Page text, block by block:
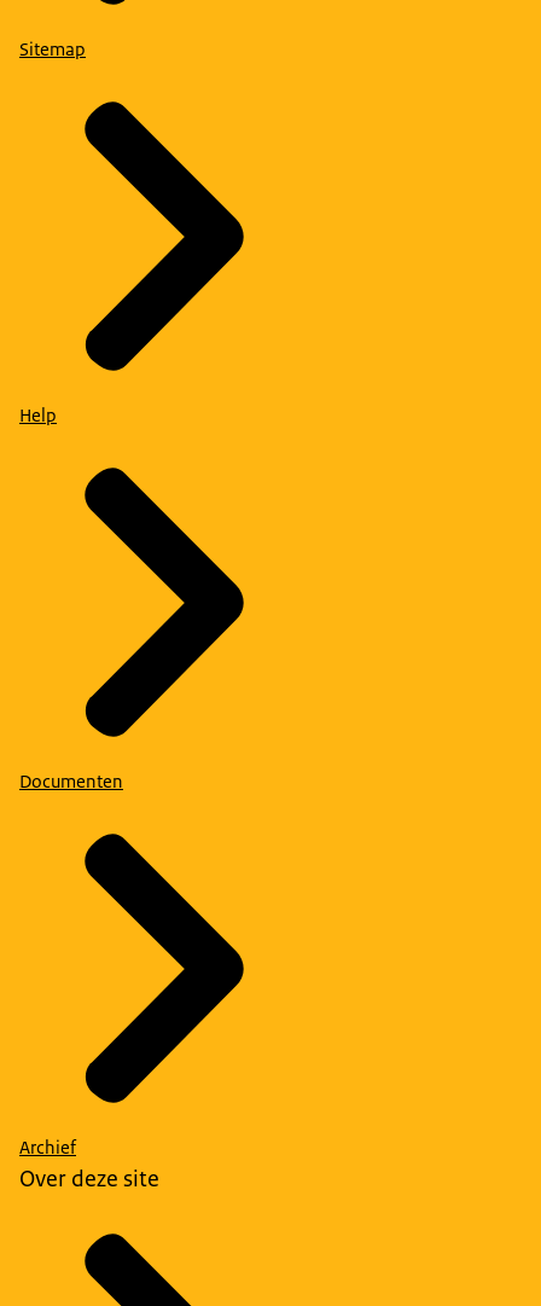
Sitemap
Help
Documenten
Archief
Over deze site